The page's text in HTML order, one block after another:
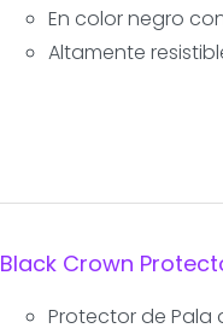
En color negro
Altamente
Black Crown
Protector de Pala